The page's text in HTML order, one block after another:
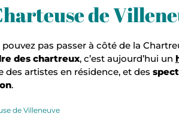
de
pouvez pas passer à côté de la
des chartreux, c’est aujourd’hui un
des artistes en résidence, et des
.
de Villeneuve